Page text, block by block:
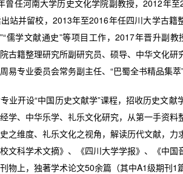
曾任河南大学历史文化学院副教授，2012年
站并留校，2013年至2016年任四川大学古籍
儒学文献通史”等项目工作，2017年晋升副
古籍整理研究所副研究员、硕导、中华文化
易专业委员会常务副主任、“巴蜀全书精品集萃
设“中国历史文献学”课程，招收历史文献
学、中华乐学、礼乐文化研究，从第一手资
之维度、礼乐文化之视角，解读历代文献，
文科学术文摘》、《四川大学学报》、《中国
物上，独著学术论文50余篇（其中A1级期刊